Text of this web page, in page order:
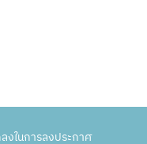
งในการลงประกาศ